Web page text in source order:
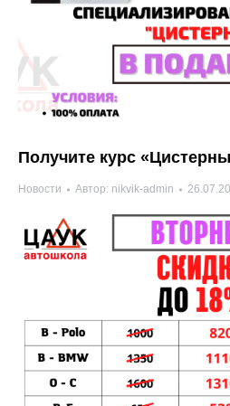
Получите курс
Новости Автор: nikvik-admin